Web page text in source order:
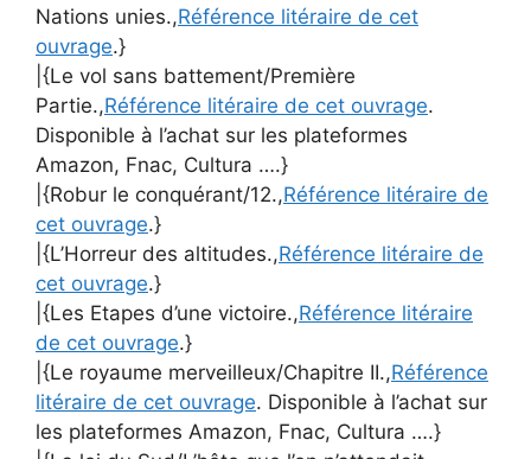
Nations unies.,Référence litéraire de cet
ouvrage.}
|{Le vol sans battement/Première
Partie.,Référence litéraire de cet ouvrage.
Disponible à l’achat sur les plateformes
Amazon, Fnac, Cultura ….}
|{Robur le conquérant/12.,Référence litéraire de
cet ouvrage.}
|{L’Horreur des altitudes.,Référence litéraire de
cet ouvrage.}
|{Les Etapes d’une victoire.,Référence litéraire
de cet ouvrage.}
|{Le royaume merveilleux/Chapitre II.,Référence
litéraire de cet ouvrage. Disponible à l’achat sur
les plateformes Amazon, Fnac, Cultura ….}